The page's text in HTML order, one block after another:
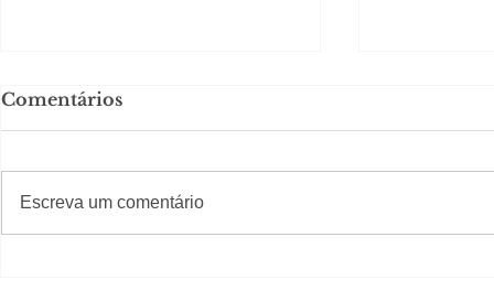
Solteirou!
Comentários
Escreva um comentário
#Sugestões